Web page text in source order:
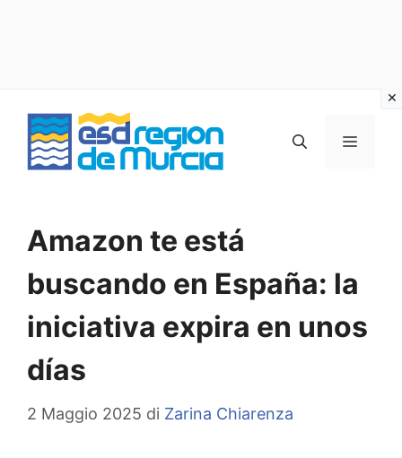
contenuto
MENU
Amazon te está
buscando en España: la
iniciativa expira en unos
días
2 Maggio 2025 di Zarina Chiarenza